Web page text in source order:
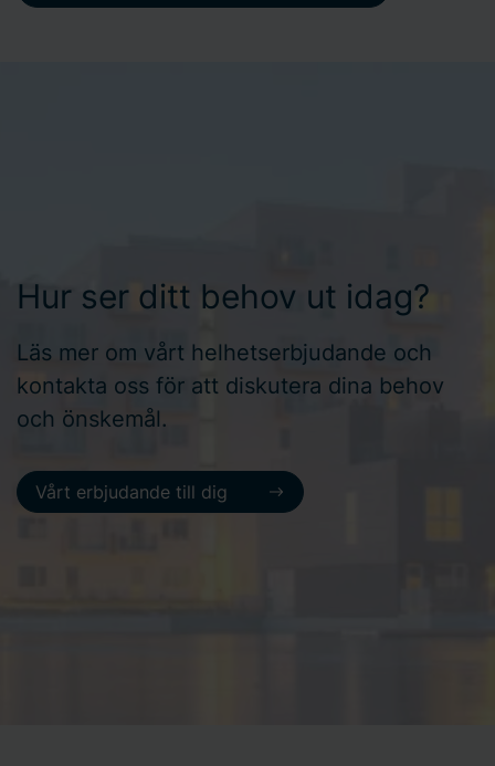
Hur ser ditt behov ut idag?
Läs mer om vårt helhetserbjudande och
kontakta oss för att diskutera dina behov
och önskemål.
Vårt erbjudande till dig